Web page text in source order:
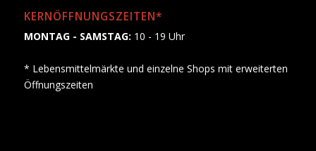
KERNÖFFNUNGSZEITEN*
MONTAG - SAMSTAG: 10 - 19 Uhr
* Lebensmittelmärkte und einzelne Shops mit erweiterten
Öffnungszeiten